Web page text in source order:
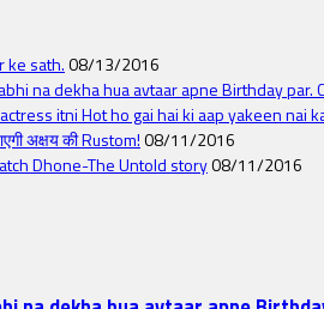
ke sath.08/13/2016
na dekha hua avtaar apne Birthday par.
itni Hot ho gai hai ki aap yakeen nai
अक्षय की Rustom!08/11/2016
Dhone-The Untold story08/11/2016